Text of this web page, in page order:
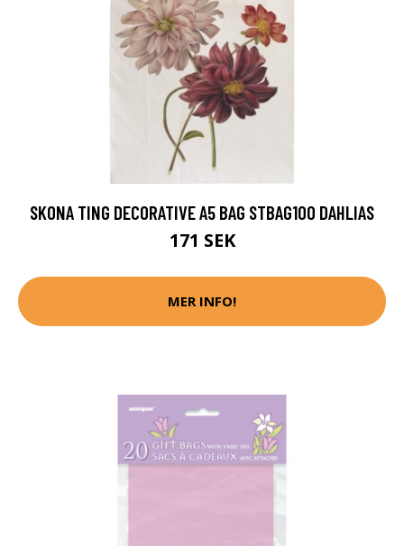
SKONA TING DECORATIVE A5 BAG STBAG100 DAHLIAS
171 SEK
MER INFO!